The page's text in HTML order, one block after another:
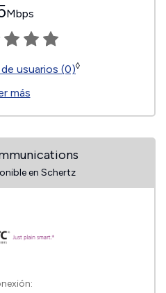
Mbps
usuarios (0)◊
más
en Schertz